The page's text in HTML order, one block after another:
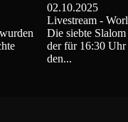
02.10.2025
Livestream -
Die siebte
der für 16:30 Uhr
den...